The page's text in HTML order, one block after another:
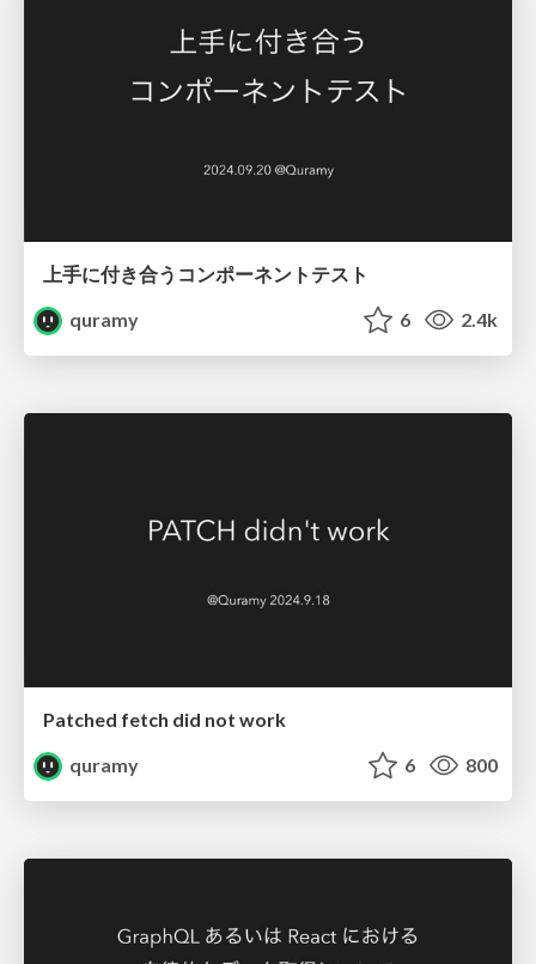
上手に付き合うコンポーネントテスト
quramy
6 2.4k
Patched fetch did not work
quramy
6 800